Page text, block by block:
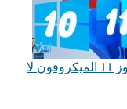
مشكلة عدم عمل المايكروفون في ويندوز 11 الميكروفون لا